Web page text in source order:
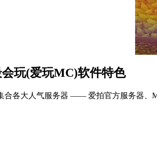
玩(爱玩MC)软件特色
各大人气服务器 —— 爱拍官方服务器、